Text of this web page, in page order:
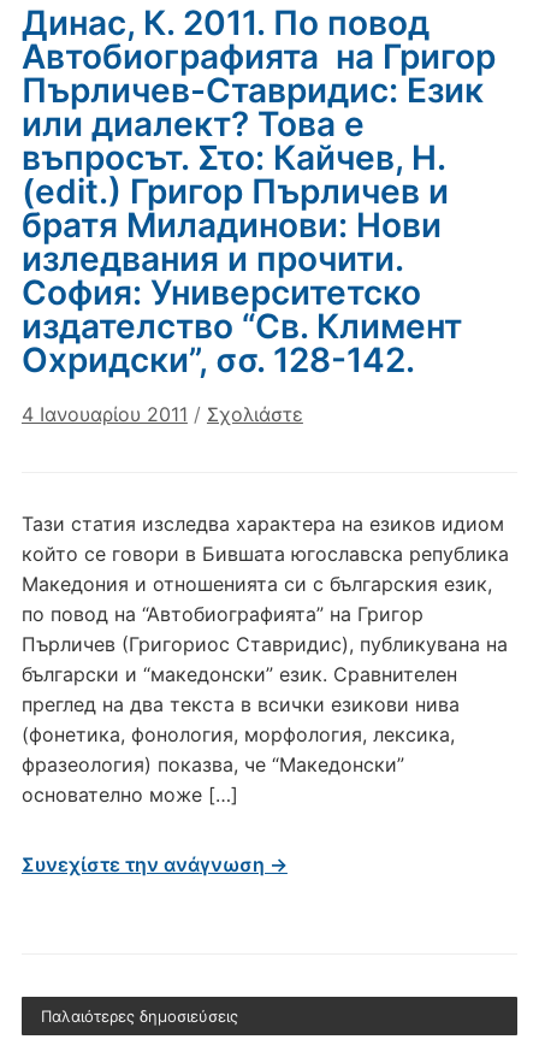
Динас, К. 2011. По повод
Автобиографията на Григор
Пърличев-Ставридис: Език
или диалект? Това е
въпросът. Στο: Кайчев, Н.
(edit.) Григор Пърличев и
братя Миладинови: Нови
изледвания и прочити.
София: Университетско
издателство “Св. Климент
Охридски”, σσ. 128-142.
4 Ιανουαρίου 2011 / Σχολιάστε
Тази статия изследва характера на езиков идиом
който се говори в Бившата югославска република
Македония и отношенията си с българския език,
по повод на “Автобиографията” на Григор
Пърличев (Григориос Ставридис), публикувана на
български и “македонски” език. Сравнителен
преглед на два текста в всички езикови нива
(фонетика, фонология, морфология, лексика,
фразеология) показва, че “Македонски”
основателно може […]
Συνεχίστε την ανάγνωση →
Παλαιότερες δημοσιεύσεις